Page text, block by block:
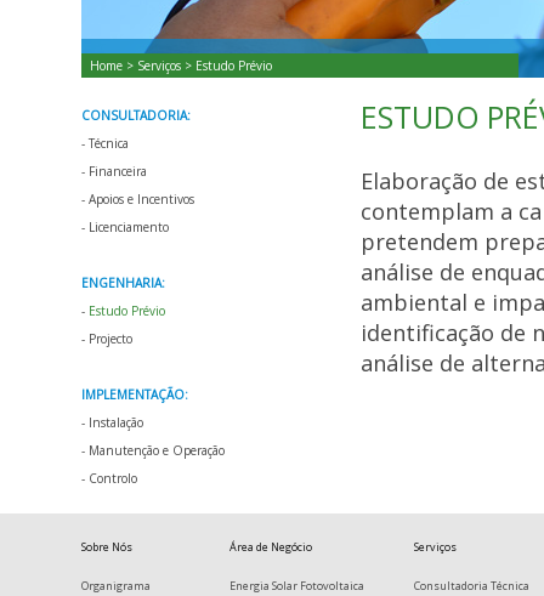
Home > Serviços > Estudo Prévio
CONSULTADORIA:
- Técnica
- Financeira
- Apoios e Incentivos
- Licenciamento
ENGENHARIA:
- Estudo Prévio
- Projecto
IMPLEMENTAÇÃO:
- Instalação
- Manutenção e Operação
- Controlo
ESTUDO
Elaboração de
contemplam a
pretendem
análise de
ambiental e
identificação de
análise de
Sobre Nós
Organigrama
Área de Negócio
Energia Solar Fotovoltaica
Serviços
Consultadoria Técnica